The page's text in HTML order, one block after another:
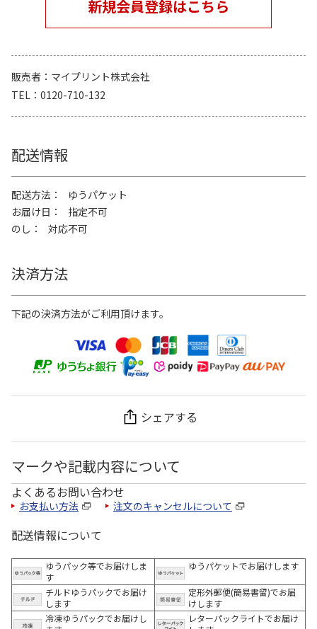
新規会員登録はこちら
販売者
マイプリント株式会社
TEL
0120-710-132
配送情報
配送方法
ゆうパケット
お届け日
指定不可
のし
対応不可
決済方法
下記の決済方法がご利用頂けます。
シェアする
マークや記載内容について
よくあるお問い合わせ
お支払い方法 注文のキャンセルについて
配送情報について
ゆうパック等でお届けしま
す
ゆうパケットでお届けします
チルドゆうパックでお届け
します
定形外郵便(簡易書留)でお届
けします
冷凍ゆうパックでお届けし
レターパックライトでお届け